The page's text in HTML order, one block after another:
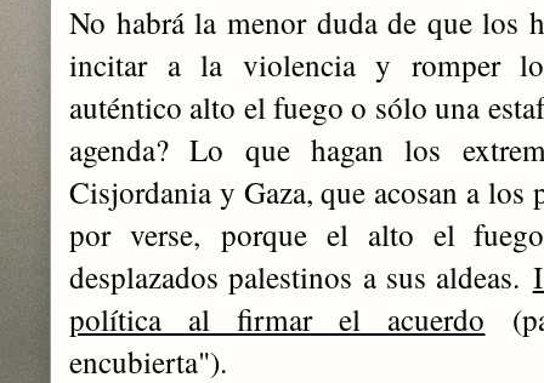
No habrá la menor duda de que los
incitar a la violencia y romper
auténtico alto el fuego o sólo una
agenda? Lo que hagan los
Cisjordania y Gaza, que acosan a los
por verse,porque el alto el
desplazados palestinos a sus aldeas.
política al firmar el acuerdo
encubierta").